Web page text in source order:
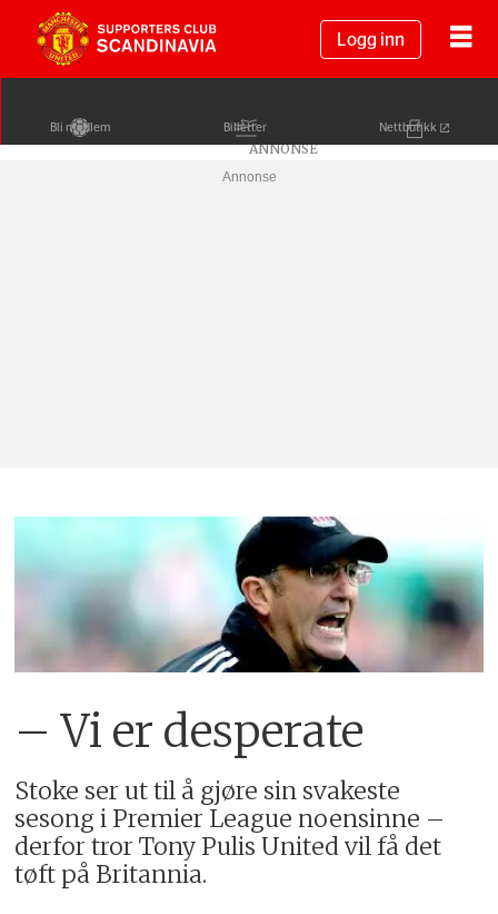
Logg inn
Bli medlem Billetter Nettbutikk
Annonse
– Vi er desperate
Stoke ser ut til å gjøre sin svakeste
sesong i Premier League noensinne –
derfor tror Tony Pulis United vil få det
tøft på Britannia.